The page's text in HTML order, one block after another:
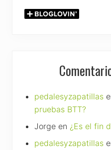
pedalesyzapatillas
pruebas BTT?
Jorge en ¿Es el fin
pedalesyzapatillas